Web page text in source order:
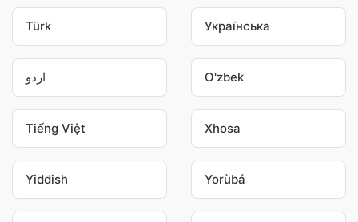
Türk Українська
اردو O'zbek
Tiếng Việt Xhosa
Yiddish Yorùbá